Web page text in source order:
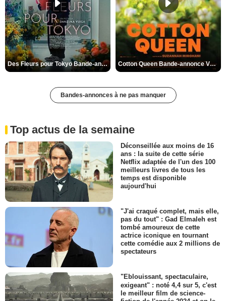
Des Fleurs pour Tokyo Bande-annonce VO STFR Cotton Queen Bande-annonce VO STFR
Bandes-annonces à ne pas manquer
Top actus de la semaine
Déconseillée aux moins de 16
ans : la suite de cette série
Netflix adaptée de l'un des 100
meilleurs livres de tous les
temps est disponible
aujourd'hui
"J'ai craqué complet, mais elle,
pas du tout" : Gad Elmaleh est
tombé amoureux de cette
actrice iconique en tournant
cette comédie aux 2 millions de
spectateurs
"Eblouissant, spectaculaire,
exigeant" : noté 4,4 sur 5, c'est
le meilleur film de science-